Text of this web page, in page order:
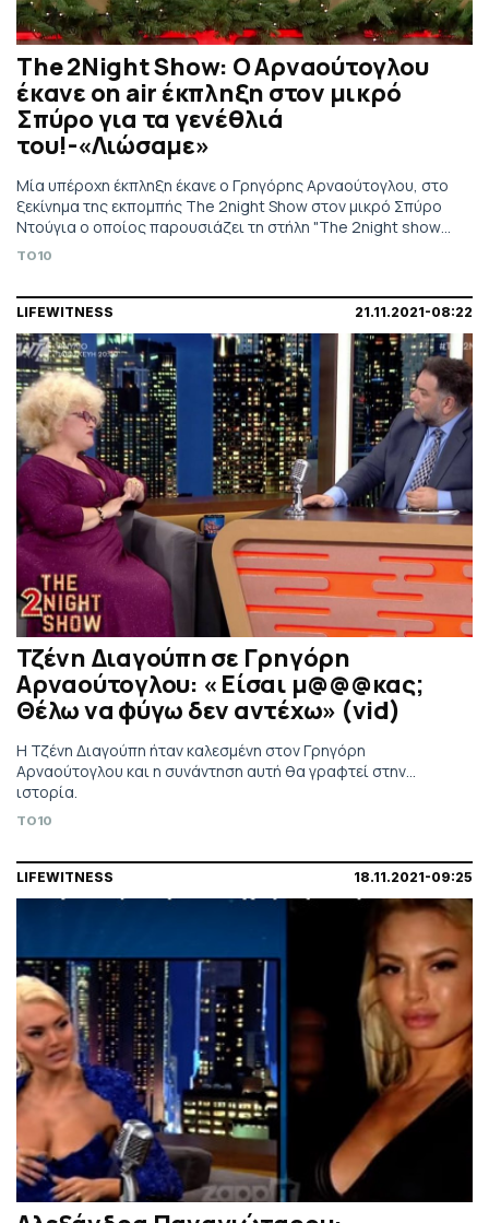
The 2Night Show: Ο Αρναούτογλου
έκανε on air έκπληξη στον μικρό
Σπύρο για τα γενέθλιά
του!-«Λιώσαμε»
Μία υπέροχη έκπληξη έκανε ο Γρηγόρης Αρναούτογλου, στο
ξεκίνημα της εκπομπής The 2night Show στον μικρό Σπύρο
Ντούγια ο οποίος παρουσιάζει τη στήλη "The 2night show
mini edition". Και ο μικρούλης ξετρελάθηκε!
TO10
LIFEWITNESS 21.11.2021-08:22
Τζένη Διαγούπη σε Γρηγόρη
Αρναούτογλου: « Είσαι μ@@@κας;
Θέλω να φύγω δεν αντέχω» (vid)
Η Τζένη Διαγούπη ήταν καλεσμένη στον Γρηγόρη
Αρναούτογλου και η συνάντηση αυτή θα γραφτεί στην...
ιστορία.
TO10
LIFEWITNESS 18.11.2021-09:25